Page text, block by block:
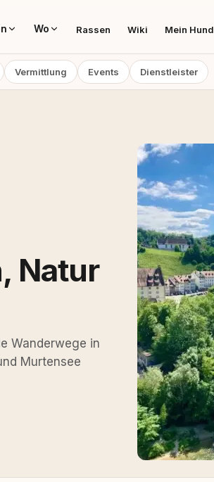
Wo Rassen Wiki Mein Hund
Vermittlung Events Dienstleister
Natur
Wanderwege in
Murtensee